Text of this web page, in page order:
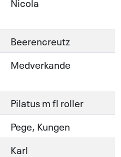
Beerencreutz
Medverkande
Pilatus m fl roller
Pege, Kungen
Karl